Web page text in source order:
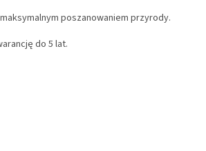
poszanowaniem przyrody.
do 5 lat.